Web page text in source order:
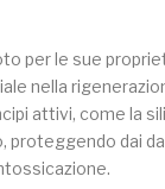
per le sue
nella
attivi, come la
proteggendo dai